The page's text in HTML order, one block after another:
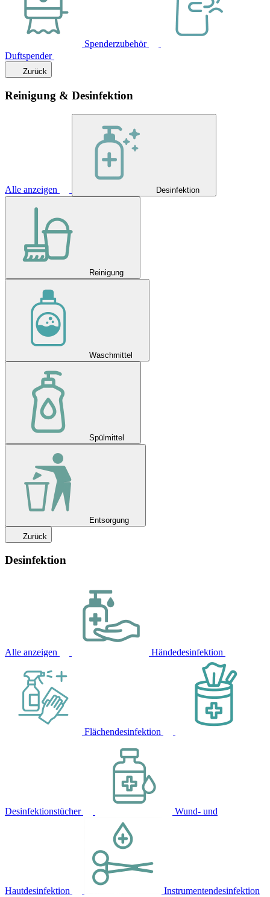
Spenderzubehör
Duftspender
Zurück
Reinigung & Desinfektion
Alle anzeigen Desinfektion
Reinigung
Waschmittel
Spülmittel
Entsorgung
Zurück
Desinfektion
Alle anzeigen Händedesinfektion
Flächendesinfektion
Desinfektionstücher Wund- und
Hautdesinfektion Instrumentendesinfektion